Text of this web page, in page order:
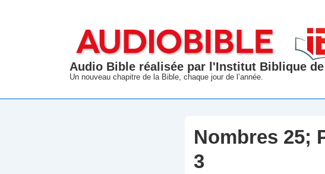
Audio Bible réalisée par l'Institut Biblique de
Un nouveau chapitre de la Bible, chaque jour de l’année.
Nombres 25;
3